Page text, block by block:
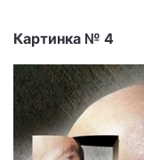
Картинка № 4